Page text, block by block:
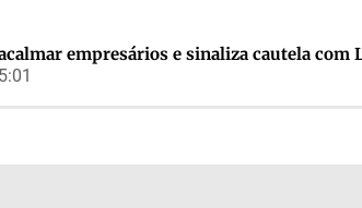
empresários e sinaliza cautela com